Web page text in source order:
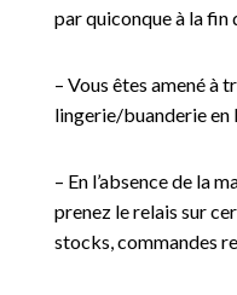
par quiconque à la fin
– Vous êtes amené à
lingerie/buanderie en
– En l’absence de la
prenez le relais sur
stocks, commandes